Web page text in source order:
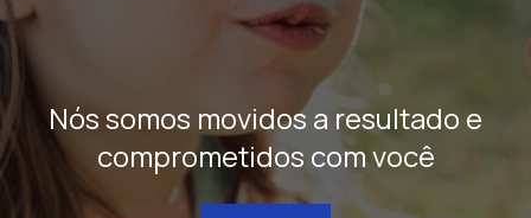
Nós somos movidos a resultado e
comprometidos com você